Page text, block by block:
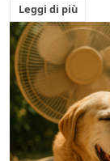
Leggi di più